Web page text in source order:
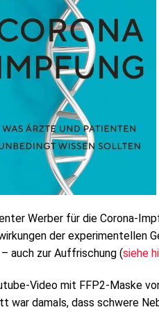
Werber für die Corona-
der experimentellen
auch zur Auffrischung (siehe
Video mit FFP2-Maske
war damals, dass schwere